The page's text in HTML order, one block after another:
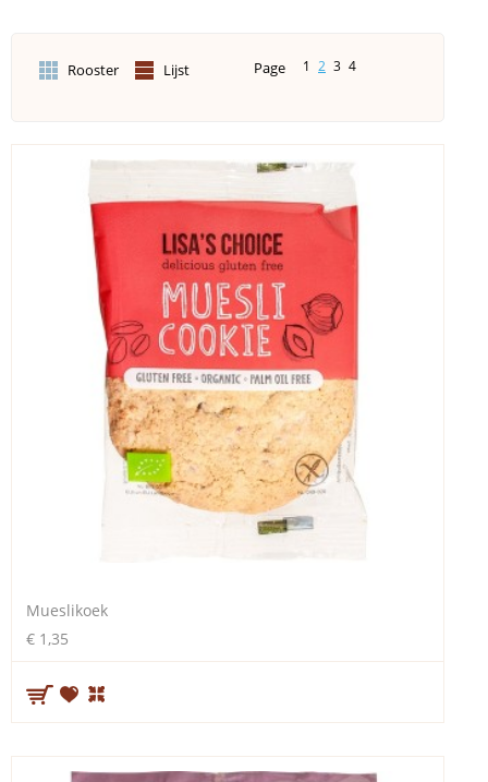
Rooster Lijst Page 1 2 3 4
Mueslikoek
€ 1,35